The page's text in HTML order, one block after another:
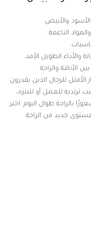
والأبيض.
الناعمة.
والأداء الطويل الأمد.
الأناقة والراحة.
للرجال الذين يقدرون
ترتديه للعمل أو للتنزه،
بالراحة طوال اليوم. اختر
جديد من الراحة